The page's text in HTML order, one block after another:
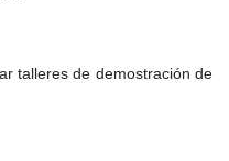
talleres de demostración de